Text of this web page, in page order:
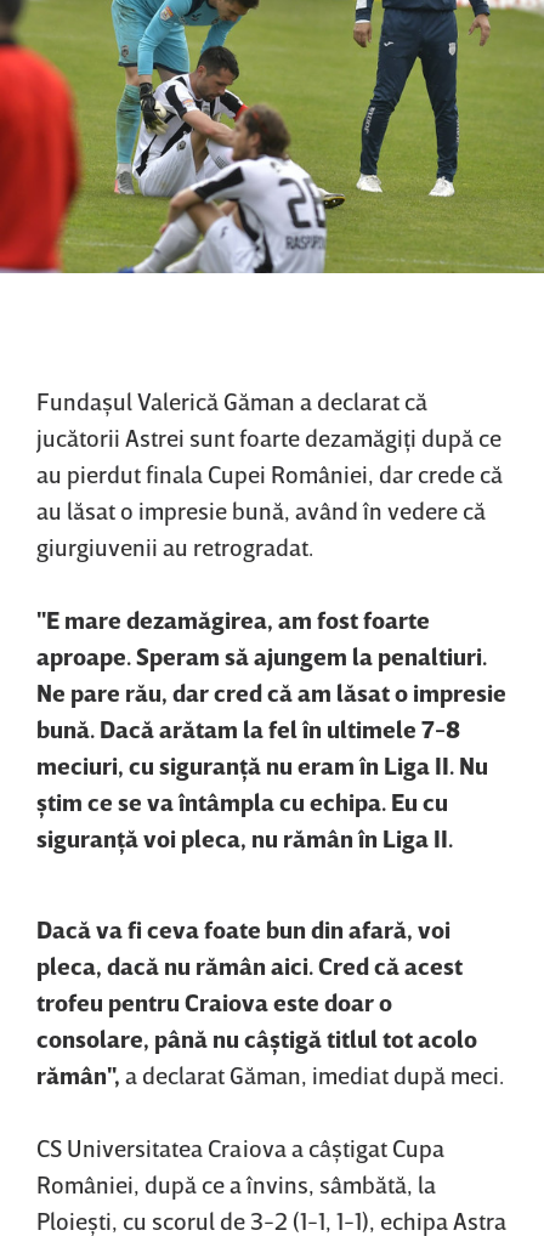
Fundaşul Valerică Găman a declarat că
jucătorii Astrei sunt foarte dezamăgiţi după ce
au pierdut finala Cupei României, dar crede că
au lăsat o impresie bună, având în vedere că
giurgiuvenii au retrogradat.
"E mare dezamăgirea, am fost foarte
aproape. Speram să ajungem la penaltiuri.
Ne pare rău, dar cred că am lăsat o impresie
bună. Dacă arătam la fel în ultimele 7-8
meciuri, cu siguranţă nu eram în Liga II. Nu
ştim ce se va întâmpla cu echipa. Eu cu
siguranţă voi pleca, nu rămân în Liga II.
Dacă va fi ceva foate bun din afară, voi
pleca, dacă nu rămân aici. Cred că acest
trofeu pentru Craiova este doar o
consolare, până nu câştigă titlul tot acolo
rămân", a declarat Găman, imediat după meci.
CS Universitatea Craiova a câştigat Cupa
României, după ce a învins, sâmbătă, la
Ploieşti, cu scorul de 3-2 (1-1, 1-1), echipa Astra